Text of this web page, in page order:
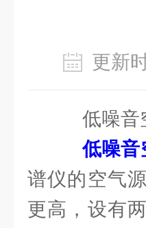
更新
低噪音
低噪音
谱仪的空气
更高，设有